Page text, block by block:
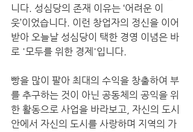
니다. 성심당의 존재 이유는 ‘어려운 이
웃’이었습니다. 이런 창업자의 정신을 이어
받아 오늘날 성심당이 택한 경영 이념은 바
로 '모두를 위한 경제'입니다.
빵을 많이 팔아 최대의 수익을 창출하여 부
를 추구하는 것이 아닌 공동체의 공익을 위
한 활동으로 사업을 바라보고, 자신의 도시
안에서 자신의 도시를 사랑하며 지역의 가